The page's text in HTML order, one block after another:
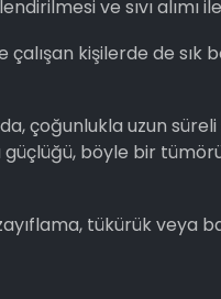
ve sıvı alımı
kişilerde de sık
çoğunlukla uzun
güçlüğü, böyle bir
tükürük veya